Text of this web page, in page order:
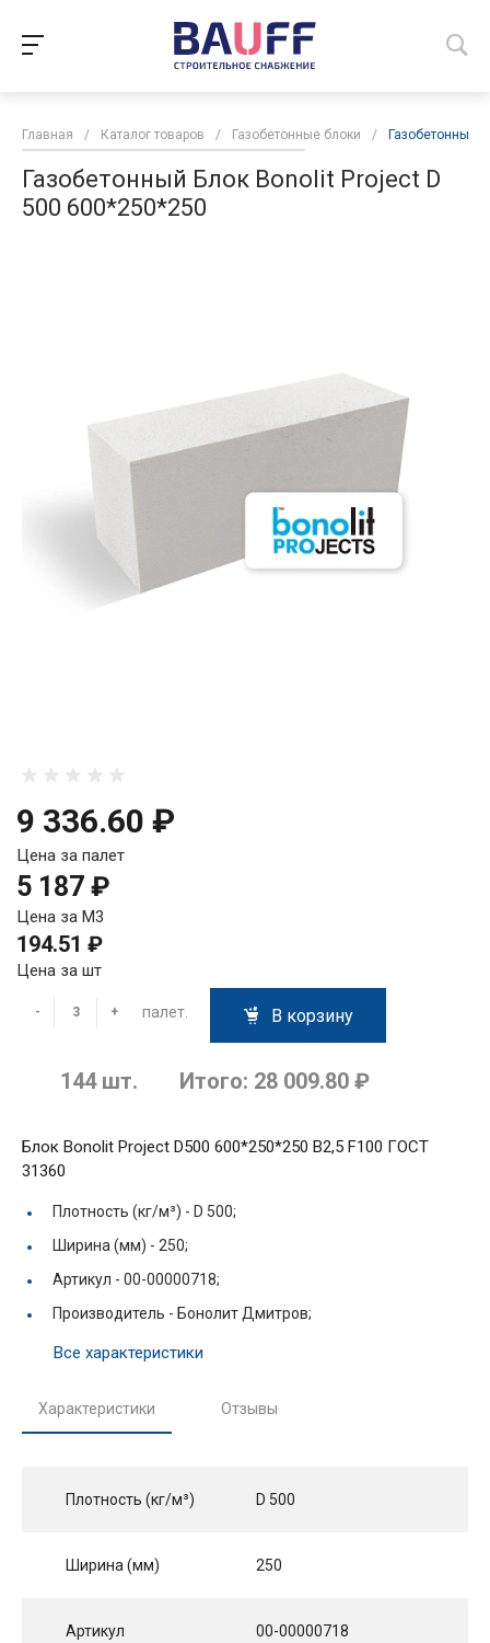
Главная / Каталог товаров / Газобетонные блоки / Газобетонный
Газобетонный Блок Bonolit Project D
500 600*250*250
9 336.60 ₽
Цена за палет
5 187 ₽
Цена за М3
194.51 ₽
Цена за шт
- + палет. В корзину
144 шт. Итого: 28 009.80 ₽
Блок Bonolit Project D500 600*250*250 В2,5 F100 ГОСТ
31360
Плотность (кг/м³) - D 500;
Ширина (мм) - 250;
Артикул - 00-00000718;
Производитель - Бонолит Дмитров;
Все характеристики
Характеристики Отзывы
Плотность (кг/м³) D 500
Ширина (мм) 250
Артикул 00-00000718